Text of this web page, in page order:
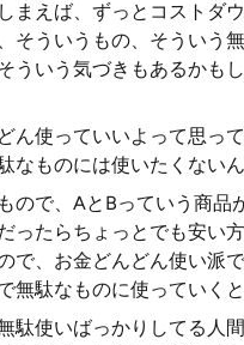
まえば、ずっとコストダ
そういうもの、そういう
ういう気づきもあるかも
ん使っていいよって思っ
なものには使いたくないん
ので、AとBっていう商品
ったらちょっとでも安い
で、お金どんどん使い派
無駄なものに使っていくと
駄使いばっかりしてる人